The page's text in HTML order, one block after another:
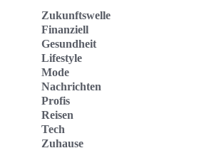
Zukunftswelle
Finanziell
Gesundheit
Lifestyle
Mode
Nachrichten
Profis
Reisen
Tech
Zuhause